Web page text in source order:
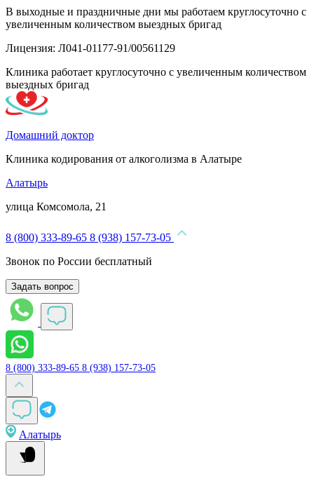
В выходные и праздничные дни мы работаем круглосуточно с
увеличенным количеством выездных бригад
Лицензия: Л041-01177-91/00561129
Клиника работает круглосуточно с увеличенным количеством
выездных бригад
Домашний доктор
Клиника кодирования от алкоголизма в Алатыре
Алатырь
улица Комсомола, 21
8 (800) 333-89-65 8 (938) 157-73-05
Звонок по России бесплатный
Задать вопрос
8 (800) 333-89-65 8 (938) 157-73-05
Алатырь